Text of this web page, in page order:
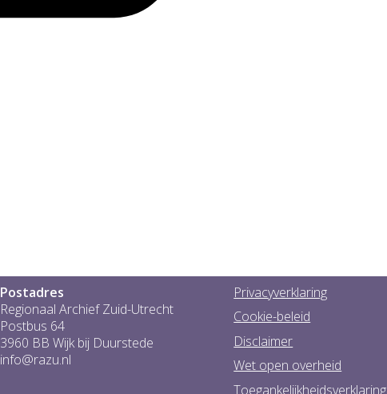
Postadres
Regionaal Archief Zuid-Utrecht
Postbus 64
3960 BB Wijk bij Duurstede
info@razu.nl
Privacyverklaring
Cookie-beleid
Disclaimer
Wet open overheid
Toegankelijkheidsverklaring